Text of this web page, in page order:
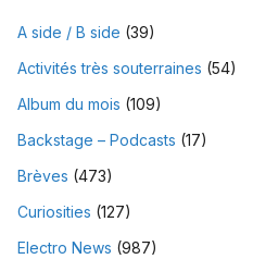
A side / B side (39)
Activités très souterraines (54)
Album du mois (109)
Backstage – Podcasts (17)
Brèves (473)
Curiosities (127)
Electro News (987)